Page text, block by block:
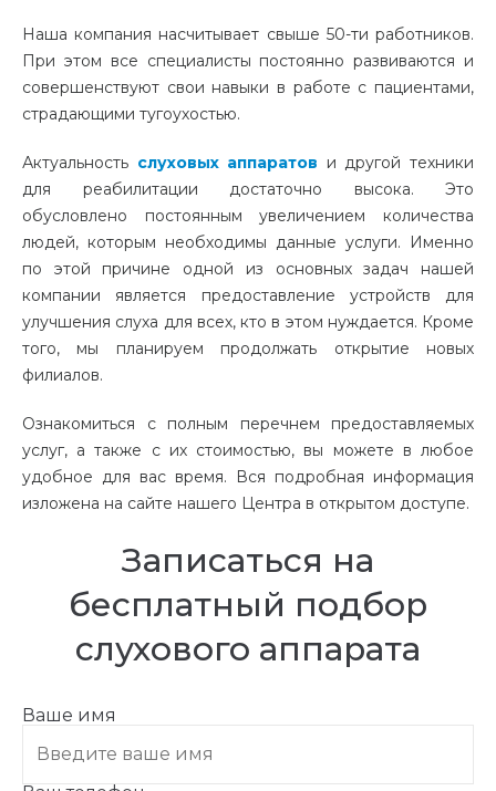
Наша компания насчитывает свыше 50-ти работников.
При этом все специалисты постоянно развиваются и
совершенствуют свои навыки в работе с пациентами,
страдающими тугоухостью.
Актуальность слуховых аппаратов и другой техники
для реабилитации достаточно высока. Это
обусловлено постоянным увеличением количества
людей, которым необходимы данные услуги. Именно
по этой причине одной из основных задач нашей
компании является предоставление устройств для
улучшения слуха для всех, кто в этом нуждается. Кроме
того, мы планируем продолжать открытие новых
филиалов.
Ознакомиться с полным перечнем предоставляемых
услуг, а также с их стоимостью, вы можете в любое
удобное для вас время. Вся подробная информация
изложена на сайте нашего Центра в открытом доступе.
Записаться на
бесплатный подбор
слухового аппарата
Ваше имя